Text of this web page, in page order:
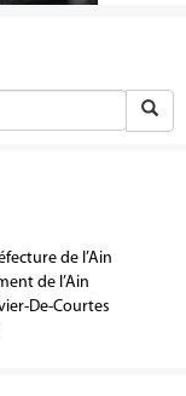
de l’Ain
de l’Ain
De-Courtes